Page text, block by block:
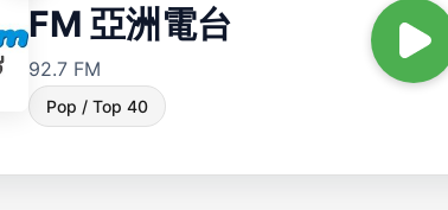
FM 亞洲電台
92.7 FM
Pop / Top 40